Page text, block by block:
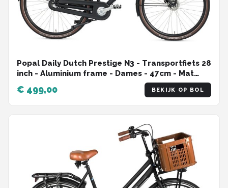
Popal Daily Dutch Prestige N3 - Transportfiets 28
inch - Aluminium frame - Dames - 47cm - Mat
€ 499,00 BEKIJK OP BOL